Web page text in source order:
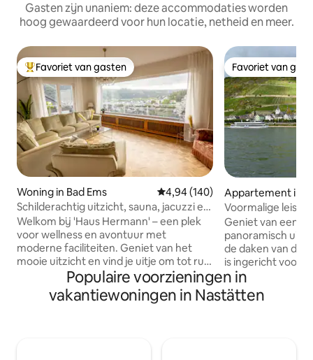
Gasten zijn unaniem: deze accommodaties worden
hoog gewaardeerd voor hun locatie, netheid en meer.
Topfavoriet van gasten
Favoriet van gasten
Woning in Bad Ems Gemiddelde beoordeling van
4,94 (140)
Schilderachtig uitzicht, sauna, jacuzzi en
fitnessruimte
Welkom bij 'Haus Hermann' – een plek
voor wellness en avontuur met
moderne faciliteiten. Geniet van het
mooie uitzicht en vind je uitje om tot rust
te komen en te ontspannen in ons
officieel gecertificeerde 5-sterren
vakantiehuis. Het huis werd in 1964
Favoriet van
Favoriet van
Appartement in
Voormalige
uitzicht op de
Geniet van een
panoramisch
de daken van de
is ingericht voor
Deze
als een
direct onder
Populaire voorzieningen in
vakantiewoningen in Nastätten